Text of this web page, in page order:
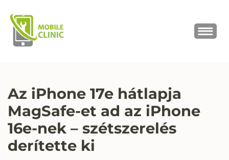
Az iPhone 17e hátlapja
MagSafe-et ad az iPhone
16e-nek – szétszerelés
derítette ki